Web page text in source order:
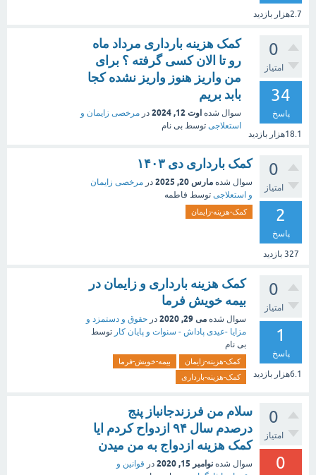
2.7هزار بازدید
0
امتیاز
34
پاسخ
18.1هزار بازدید
کمک هزینه بارداری مرداد ماه
رو تا الان کسی گرفته ؟ برای
من واریز هنوز واریز نشده کجا
بابد بریم
سوال شده اوت 12, 2024 در مرخصی زایمان و
استعلاجی توسط بی نام
0
امتیاز
2
پاسخ
327 بازدید
کمک بارداری دی ۱۴۰۳
سوال شده مارس 20, 2025 در مرخصی زایمان
و استعلاجی توسط فاطمه
کمک-هزینه-زایمان
0
امتیاز
1
پاسخ
6.1هزار بازدید
کمک هزینه بارداری و زایمان در
بیمه خویش فرما
سوال شده می 29, 2020 در حقوق و دستمزد و
مزایا -عیدی پاداش - سنوات و پایان کار توسط
بی نام
کمک-هزینه-زایمان
بیمه-خویش-فرما
کمک-هزینه-بارداری
0
امتیاز
0
سلام من فرزندجانباز پنج
درصدم سال ۹۴ ازدواح کردم ایا
کمک هزینه ازدواج به من میدن
سوال شده نوامبر 15, 2020 در قوانین و